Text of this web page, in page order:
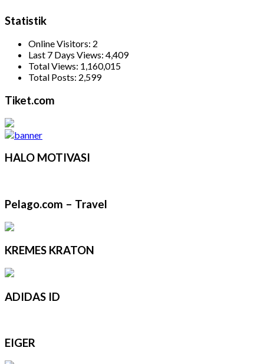
Statistik
Online Visitors: 2
Last 7 Days Views: 4,409
Total Views: 1,160,015
Total Posts: 2,599
Tiket.com
HALO MOTIVASI
Pelago.com – Travel
KREMES KRATON
ADIDAS ID
EIGER